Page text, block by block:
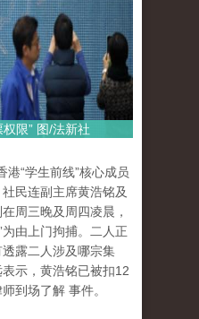
限” 图/法新社
“学生前线”核心成员
民连副主席黄浩铭及
周三晚及周四凌晨，
由上门拘捕。二人正
露二人涉及哪宗集
示，黄浩铭已被扣12
到场了解 事件。